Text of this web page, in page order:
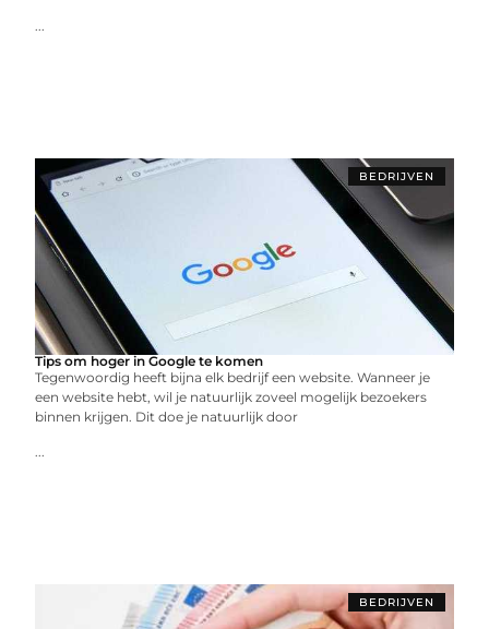
...
BEDRIJVEN
Tips om hoger in Google te komen
Tegenwoordig heeft bijna elk bedrijf een website. Wanneer je
een website hebt, wil je natuurlijk zoveel mogelijk bezoekers
binnen krijgen. Dit doe je natuurlijk door
...
BEDRIJVEN